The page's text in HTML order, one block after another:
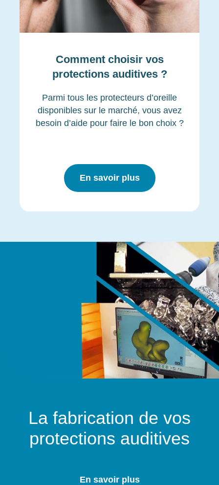
Comment choisir vos
protections auditives ?
Parmi tous les protecteurs d’oreille
disponibles sur le marché, vous avez
besoin d’aide pour faire le bon choix ?
En savoir plus
La fabrication de vos
protections auditives
En savoir plus